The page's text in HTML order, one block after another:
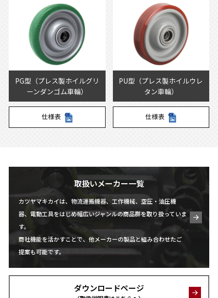
PG型（プレス製ホイルグリ
ーンダンゴム車輪）
仕様表
PU型（プレス製ホイルウレ
タン車輪）
仕様表
取扱いメーカー一覧
カツヤマキカイは、物流運搬機器、工作機械、空圧・油圧機
器、電動工具をはじめ幅広いジャンルの商品群を取り扱っていま
す。
商社機能を活かすことで、他メーカーの製品と組み合わせたご
提案も可能です。
ダウンロードページ